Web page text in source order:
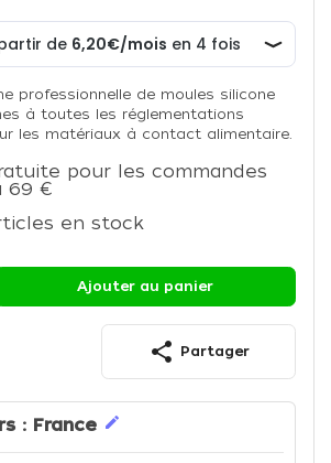
professionnelle de moules silicone
à toutes les réglementations
les matériaux à contact alimentaire.
pour les commandes
69 €
en stock
Ajouter au panier
share Partager
: France edit